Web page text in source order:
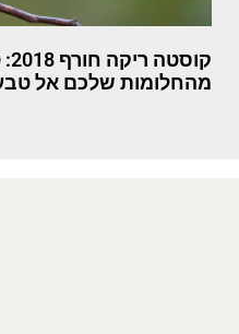
מהחלומות שלכם אל